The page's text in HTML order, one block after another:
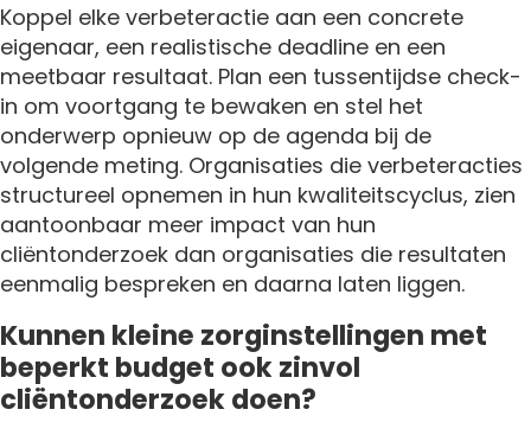
Koppel elke verbeteractie aan een concrete
eigenaar, een realistische deadline en een
meetbaar resultaat. Plan een tussentijdse check-
in om voortgang te bewaken en stel het
onderwerp opnieuw op de agenda bij de
volgende meting. Organisaties die verbeteracties
structureel opnemen in hun kwaliteitscyclus, zien
aantoonbaar meer impact van hun
cliëntonderzoek dan organisaties die resultaten
eenmalig bespreken en daarna laten liggen.
Kunnen kleine zorginstellingen met
beperkt budget ook zinvol
cliëntonderzoek doen?